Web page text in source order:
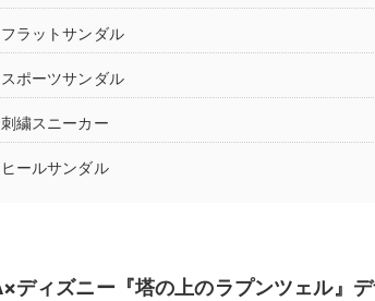
ラットサンダル
ポーツサンダル
繍スニーカー
ールサンダル
ディズニー『塔の上のラプンツェル』